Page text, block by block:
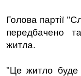
Голова партії
передбачено
житла.
"Це житло буде